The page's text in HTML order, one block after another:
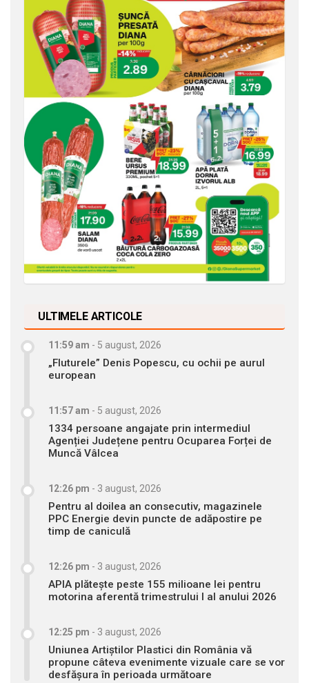
ULTIMELE ARTICOLE
11:59 am - 5 august, 2026
„Fluturele” Denis Popescu, cu ochii pe aurul
european
11:57 am - 5 august, 2026
1334 persoane angajate prin intermediul
Agenției Județene pentru Ocuparea Forței de
Muncă Vâlcea
12:26 pm - 3 august, 2026
Pentru al doilea an consecutiv, magazinele
PPC Energie devin puncte de adăpostire pe
timp de caniculă
12:26 pm - 3 august, 2026
APIA plătește peste 155 milioane lei pentru
motorina aferentă trimestrului I al anului 2026
12:25 pm - 3 august, 2026
Uniunea Artiștilor Plastici din România vă
propune câteva evenimente vizuale care se vor
desfășura în perioada următoare